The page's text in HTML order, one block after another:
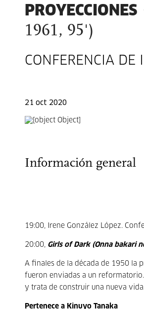
PROYECCIONES
1961, 95')
CONFERENCIA DE
21 oct 2020
Información general
19:00, Irene González López.
20:00, Girls of Dark (Onna bakari
A finales de la década de 1950 la
fueron enviadas a un
y trata de construir una nueva
Pertenece a Kinuyo Tanaka